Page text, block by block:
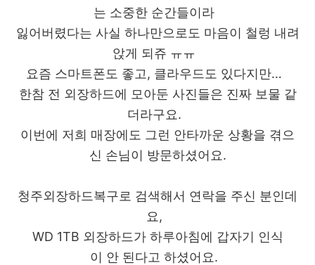
는 소중한 순간들이라
잃어버렸다는 사실 하나만으로도 마음이 철렁 내려
앉게 되쥬 ㅠㅠ
요즘 스마트폰도 좋고, 클라우드도 있다지만…
한참 전 외장하드에 모아둔 사진들은 진짜 보물 같
더라구요.
이번에 저희 매장에도 그런 안타까운 상황을 겪으
신 손님이 방문하셨어요.
청주외장하드복구로 검색해서 연락을 주신 분인데
요,
WD 1TB 외장하드가 하루아침에 갑자기 인식
이 안 된다고 하셨어요.